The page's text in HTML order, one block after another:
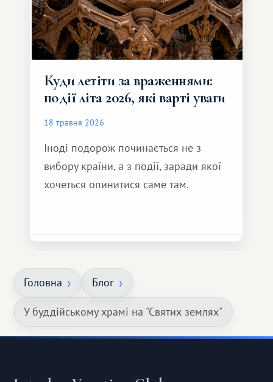
Куди летіти за враженнями:
події літа 2026, які варті уваги
18 травня 2026
Іноді подорож починається не з
вибору країни, а з події, заради якої
хочеться опинитися саме там.
Головна Блог
У буддійському храмі на "Святих землях"